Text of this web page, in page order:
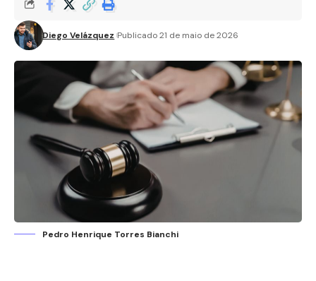
Diego Velázquez Publicado 21 de maio de 2026
Pedro Henrique Torres Bianchi